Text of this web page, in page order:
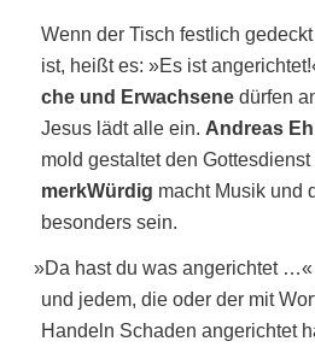
Wenn der Tisch fest­lich
ist, heißt es: »Es ist
che und Erwach­se­ne dür­fen
Jesus lädt alle ein.Andre­as
mold gestal­tet den
merk­Wür­dig macht Musik und
beson­ders sein.
»Da hast du was ange­rich­tet
und jedem, die oder der mit
Han­deln Scha­den ange­rich­tet